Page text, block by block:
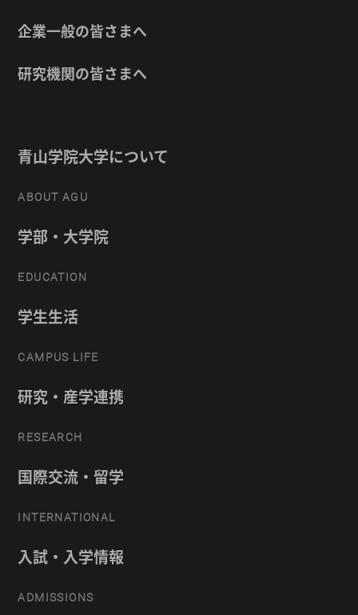
企業一般の皆さまへ
研究機関の皆さまへ
青山学院大学について
ABOUT AGU
学部・大学院
EDUCATION
学生生活
CAMPUS LIFE
研究・産学連携
RESEARCH
国際交流・留学
INTERNATIONAL
入試・入学情報
ADMISSIONS